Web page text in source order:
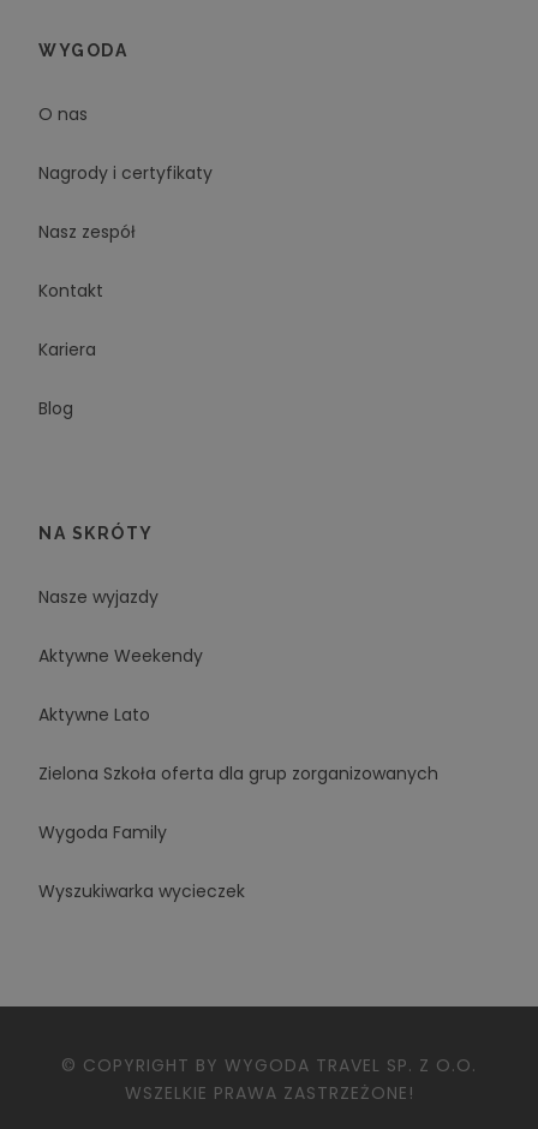
WYGODA
O nas
Nagrody i certyfikaty
Nasz zespół
Kontakt
Kariera
Blog
NA SKRÓTY
Nasze wyjazdy
Aktywne Weekendy
Aktywne Lato
Zielona Szkoła oferta dla grup zorganizowanych
Wygoda Family
Wyszukiwarka wycieczek
© COPYRIGHT BY WYGODA TRAVEL SP. Z O.O.
WSZELKIE PRAWA ZASTRZEŻONE!